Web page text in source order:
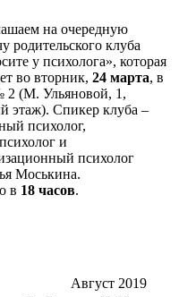
на очередную
родительского клуба
у психолога», которая
во вторник, 24 марта, в
2 (М. Ульяновой, 1,
этаж). Спикер клуба –
психолог,
и
психолог
Моськина.
в 18 часов.
Август 2019